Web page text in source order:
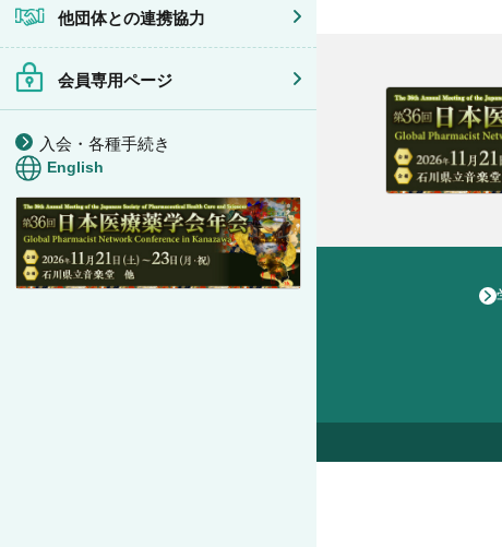
他団体との連携協力
会員専用ページ
入会・各種手続き
English